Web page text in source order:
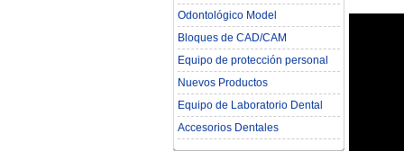
Odontológico Model
Bloques de CAD/CAM
Equipo de protección personal
Nuevos Productos
Equipo de Laboratorio Dental
Accesorios Dentales